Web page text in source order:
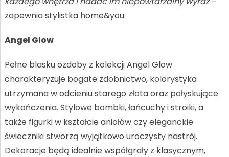
zapewnia stylistka home&you.
Angel Glow
Pełne blasku ozdoby z kolekcji Angel Glow
charakteryzuje bogate zdobnictwo, kolorystyka
utrzymana w odcieniu starego złota oraz połyskujące
wykończenia. Stylowe bombki, łańcuchy i stroiki, a
także figurki w kształcie aniołów czy eleganckie
świeczniki stworzą wyjątkowo uroczysty nastrój.
Dekoracje będą idealnie współgrały z klasycznym,